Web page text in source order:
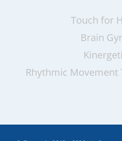
Touch for
Brain
Rhythmic Movement